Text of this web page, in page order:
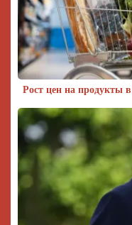
Рост цен на продукты